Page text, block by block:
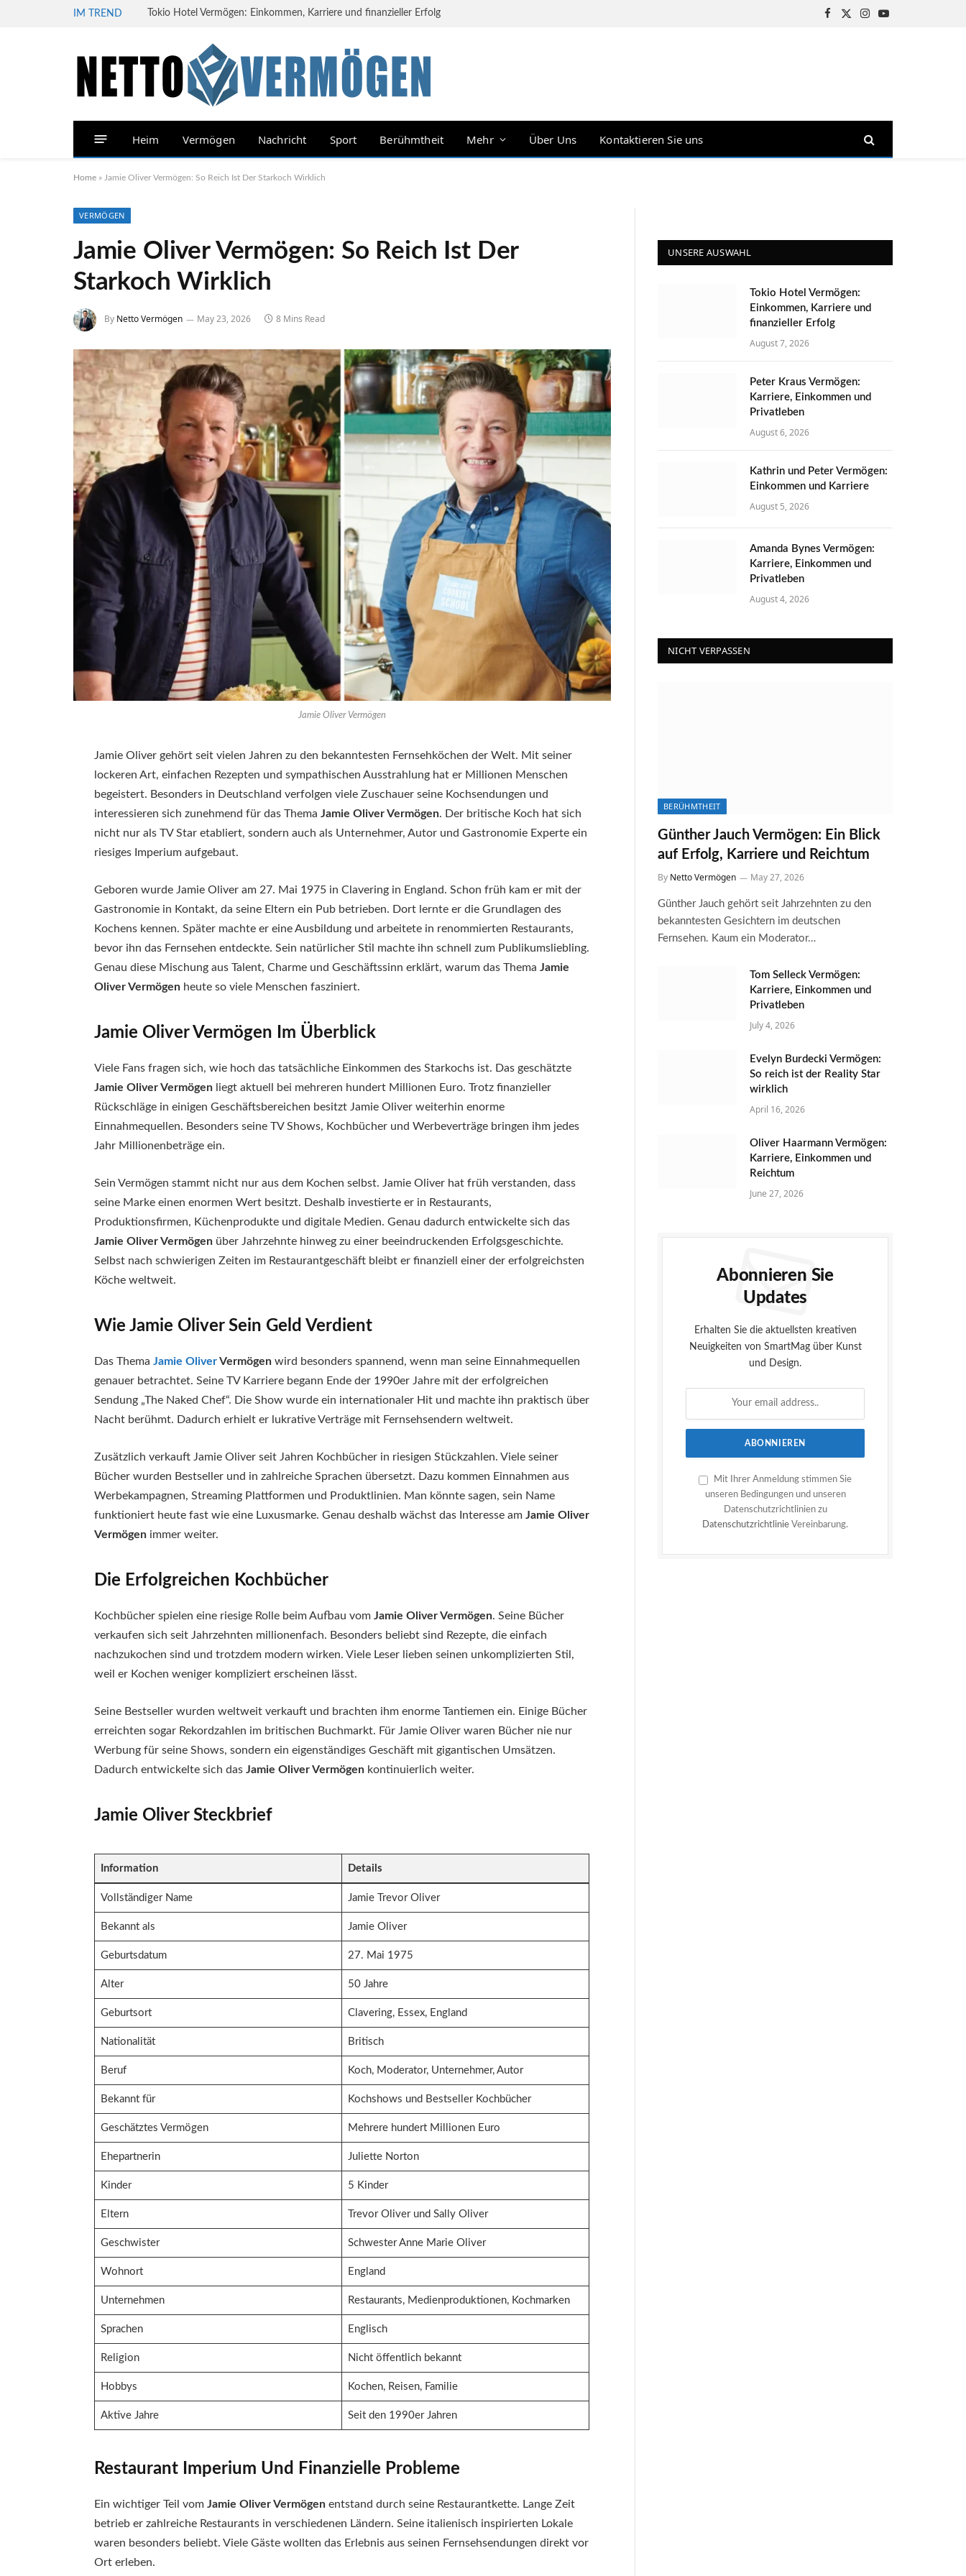
IM TREND Tokio Hotel Vermögen: Einkommen, Karriere und finanzieller Erfolg
Facebook
X
Instagram
YouTube
Heim Vermögen Nachricht Sport Berühmtheit Mehr Über Uns Kontaktieren Sie uns
Home » Jamie Oliver Vermögen: So Reich Ist Der Starkoch Wirklich
VERMÖGEN
Jamie Oliver Vermögen: So Reich Ist Der
Starkoch Wirklich
By Netto Vermögen May 23, 2026 8 Mins Read
Jamie Oliver Vermögen
Jamie Oliver gehört seit vielen Jahren zu den bekanntesten Fernsehköchen der Welt. Mit seiner
lockeren Art, einfachen Rezepten und sympathischen Ausstrahlung hat er Millionen Menschen
begeistert. Besonders in Deutschland verfolgen viele Zuschauer seine Kochsendungen und
interessieren sich zunehmend für das ThemaJamie Oliver Vermögen. Der britische Koch hat sich
nicht nur als TV Star etabliert, sondern auch als Unternehmer, Autor und Gastronomie Experte ein
riesiges Imperium aufgebaut.
Geboren wurde Jamie Oliver am 27. Mai 1975 in Clavering in England. Schon früh kam er mit der
Gastronomie in Kontakt, da seine Eltern ein Pub betrieben. Dort lernte er die Grundlagen des
Kochens kennen. Später machte er eine Ausbildung und arbeitete in renommierten Restaurants,
bevor ihn das Fernsehen entdeckte. Sein natürlicher Stil machte ihn schnell zum Publikumsliebling.
Genau diese Mischung aus Talent, Charme und Geschäftssinn erklärt, warum das ThemaJamie
Oliver Vermögen heute so viele Menschen fasziniert.
Jamie Oliver Vermögen Im Überblick
Viele Fans fragen sich, wie hoch das tatsächliche Einkommen des Starkochs ist. Das geschätzte
Jamie Oliver Vermögen liegt aktuell bei mehreren hundert Millionen Euro. Trotz finanzieller
Rückschläge in einigen Geschäftsbereichen besitzt Jamie Oliver weiterhin enorme
Einnahmequellen. Besonders seine TV Shows, Kochbücher und Werbeverträge bringen ihm jedes
Jahr Millionenbeträge ein.
Sein Vermögen stammt nicht nur aus dem Kochen selbst. Jamie Oliver hat früh verstanden, dass
seine Marke einen enormen Wert besitzt. Deshalb investierte er in Restaurants,
Produktionsfirmen, Küchenprodukte und digitale Medien. Genau dadurch entwickelte sich das
Jamie Oliver Vermögen über Jahrzehnte hinweg zu einer beeindruckenden Erfolgsgeschichte.
Selbst nach schwierigen Zeiten im Restaurantgeschäft bleibt er finanziell einer der erfolgreichsten
Köche weltweit.
Wie Jamie Oliver Sein Geld Verdient
Das ThemaJamie OliverVermögen wird besonders spannend, wenn man seine Einnahmequellen
genauer betrachtet. Seine TV Karriere begann Ende der 1990er Jahre mit der erfolgreichen
Sendung „The Naked Chef“. Die Show wurde ein internationaler Hit und machte ihn praktisch über
Nacht berühmt. Dadurch erhielt er lukrative Verträge mit Fernsehsendern weltweit.
Zusätzlich verkauft Jamie Oliver seit Jahren Kochbücher in riesigen Stückzahlen. Viele seiner
Bücher wurden Bestseller und in zahlreiche Sprachen übersetzt. Dazu kommen Einnahmen aus
Werbekampagnen, Streaming Plattformen und Produktlinien. Man könnte sagen, sein Name
funktioniert heute fast wie eine Luxusmarke. Genau deshalb wächst das Interesse amJamie Oliver
Vermögen immer weiter.
Die Erfolgreichen Kochbücher
Kochbücher spielen eine riesige Rolle beim Aufbau vomJamie Oliver Vermögen. Seine Bücher
verkaufen sich seit Jahrzehnten millionenfach. Besonders beliebt sind Rezepte, die einfach
nachzukochen sind und trotzdem modern wirken. Viele Leser lieben seinen unkomplizierten Stil,
weil er Kochen weniger kompliziert erscheinen lässt.
Seine Bestseller wurden weltweit verkauft und brachten ihm enorme Tantiemen ein. Einige Bücher
erreichten sogar Rekordzahlen im britischen Buchmarkt. Für Jamie Oliver waren Bücher nie nur
Werbung für seine Shows, sondern ein eigenständiges Geschäft mit gigantischen Umsätzen.
Dadurch entwickelte sich dasJamie Oliver Vermögen kontinuierlich weiter.
Jamie Oliver Steckbrief
Information Details
Vollständiger Name Jamie Trevor Oliver
Bekannt als Jamie Oliver
Geburtsdatum 27. Mai 1975
Alter 50 Jahre
Geburtsort Clavering, Essex, England
Nationalität Britisch
Beruf Koch, Moderator, Unternehmer, Autor
Bekannt für Kochshows und Bestseller Kochbücher
Geschätztes Vermögen Mehrere hundert Millionen Euro
Ehepartnerin Juliette Norton
Kinder 5 Kinder
Eltern Trevor Oliver und Sally Oliver
Geschwister Schwester Anne Marie Oliver
Wohnort England
Unternehmen Restaurants, Medienproduktionen, Kochmarken
Sprachen Englisch
Religion Nicht öffentlich bekannt
Hobbys Kochen, Reisen, Familie
Aktive Jahre Seit den 1990er Jahren
Restaurant Imperium Und Finanzielle Probleme
Ein wichtiger Teil vomJamie Oliver Vermögen entstand durch seine Restaurantkette. Lange Zeit
betrieb er zahlreiche Restaurants in verschiedenen Ländern. Seine italienisch inspirierten Lokale
waren besonders beliebt. Viele Gäste wollten das Erlebnis aus seinen Fernsehsendungen direkt vor
Ort erleben.
UNSERE AUSWAHL
Tokio Hotel Vermögen:
Einkommen, Karriere und
finanzieller Erfolg
August 7, 2026
Peter Kraus Vermögen:
Karriere, Einkommen und
Privatleben
August 6, 2026
Kathrin und Peter Vermögen:
Einkommen und Karriere
August 5, 2026
Amanda Bynes Vermögen:
Karriere, Einkommen und
Privatleben
August 4, 2026
NICHT VERPASSEN
BERÜHMTHEIT
Günther Jauch Vermögen: Ein Blick
auf Erfolg, Karriere und Reichtum
By Netto Vermögen May 27, 2026
Günther Jauch gehört seit Jahrzehnten zu den
bekanntesten Gesichtern im deutschen
Fernsehen. Kaum ein Moderator…
Tom Selleck Vermögen:
Karriere, Einkommen und
Privatleben
July 4, 2026
Evelyn Burdecki Vermögen:
So reich ist der Reality Star
wirklich
April 16, 2026
Oliver Haarmann Vermögen:
Karriere, Einkommen und
Reichtum
June 27, 2026
Abonnieren Sie
Updates
Erhalten Sie die aktuellsten kreativen
Neuigkeiten von SmartMag über Kunst
und Design.
Mit Ihrer Anmeldung stimmen Sie
unseren Bedingungen und unseren
Datenschutzrichtlinien zu
Datenschutzrichtlinie Vereinbarung.